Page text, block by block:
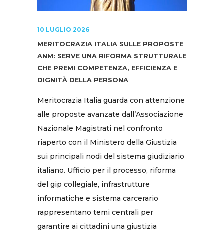
10 LUGLIO 2026
MERITOCRAZIA ITALIA SULLE PROPOSTE
ANM: SERVE UNA RIFORMA STRUTTURALE
CHE PREMI COMPETENZA, EFFICIENZA E
DIGNITÀ DELLA PERSONA
Meritocrazia Italia guarda con attenzione
alle proposte avanzate dall’Associazione
Nazionale Magistrati nel confronto
riaperto con il Ministero della Giustizia
sui principali nodi del sistema giudiziario
italiano. Ufficio per il processo, riforma
del gip collegiale, infrastrutture
informatiche e sistema carcerario
rappresentano temi centrali per
garantire ai cittadini una giustizia